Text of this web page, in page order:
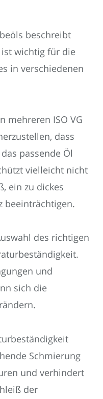
beschreibt
wichtig für die
in verschiedenen
mehreren ISO VG
dass
passende Öl
vielleicht nicht
ein zu dickes
beeinträchtigen.
des richtigen
und
sich die
Schmierung
und verhindert
der